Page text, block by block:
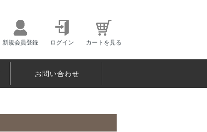
新規会員登録 ログイン カートを見る
お問い合わせ